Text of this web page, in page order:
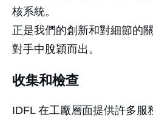
核系統。
正是我們的創新和對細節的
對手中脫穎而出。
收集和檢查
IDFL 在工廠層面提供許多服